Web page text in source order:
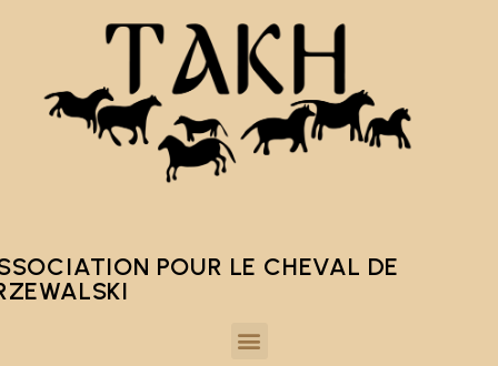
POUR LE CHEVAL DE